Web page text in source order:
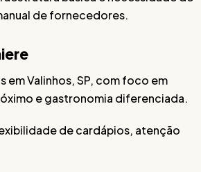
de fornecedores.
em Valinhos, SP, com foco em
e gastronomia diferenciada.
de cardápios, atenção